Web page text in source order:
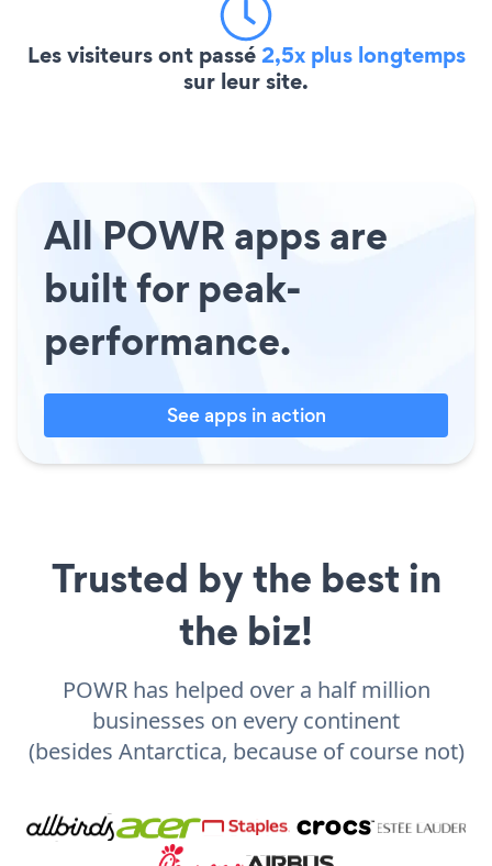
Les visiteurs ont passé2,5x plus longtemps
sur leur site.
All POWR apps are
built for peak-
performance.
See apps in action
Trusted by the best in
the biz!
POWR has helped over a half million
businesses on every continent
(besides Antarctica, because of course not)